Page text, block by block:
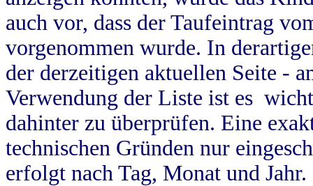
auch vor, dass der Taufeintrag
vorgenommen wurde. In
der derzeitigen aktuellen Seite -
Verwendung der Liste ist es
dahinter zu überprüfen. Eine
technischen Gründen nur
erfolgt nach Tag, Monat und Jahr.